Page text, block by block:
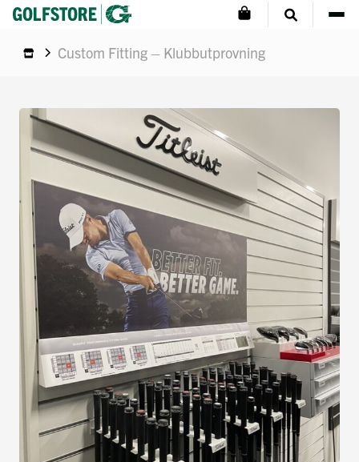
Custom Fitting – Klubbutprovning